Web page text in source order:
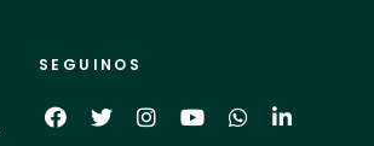
SEGUINOS